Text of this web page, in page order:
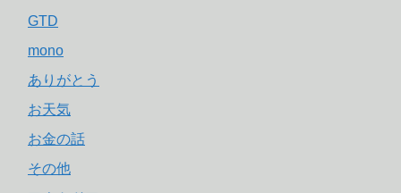
GTD
mono
ありがとう
お天気
お金の話
その他